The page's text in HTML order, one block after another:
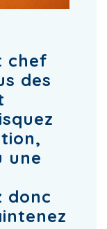
chef
des
une
donc